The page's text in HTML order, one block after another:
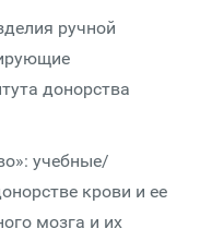
ручной
донорства
учебные/
крови и ее
мозга и их